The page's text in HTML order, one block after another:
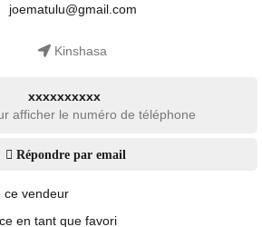
joematulu@gmail.com
Kinshasa
xxxxxxxxxx
afficher le numéro de téléphone
Répondre par email
vendeur
en tant que favori